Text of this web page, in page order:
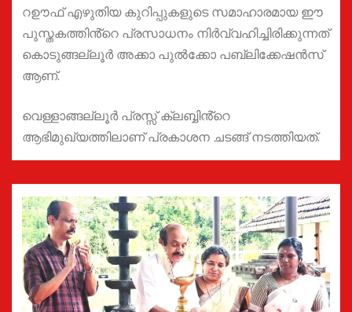
റഊഫ് എഴുതിയ കുറിപ്പുകളുടെ സമാഹാരമായ ഈ
പുസ്തകത്തിൻ്റെ പ്രസാധനം നിർവ്വഹിച്ചിരിക്കുന്നത്
കൊടുങ്ങല്ലൂർ അക്കാ പുൽക്കോ പബ്ലിക്കേഷൻസ്
ആണ്.
വെള്ളാങ്ങല്ലൂർ പ്രസ്സ് ക്ലബ്ബിൻ്റെ
ആഭിമുഖ്യത്തിലാണ് പ്രകാശന ചടങ്ങ് നടത്തിയത്.